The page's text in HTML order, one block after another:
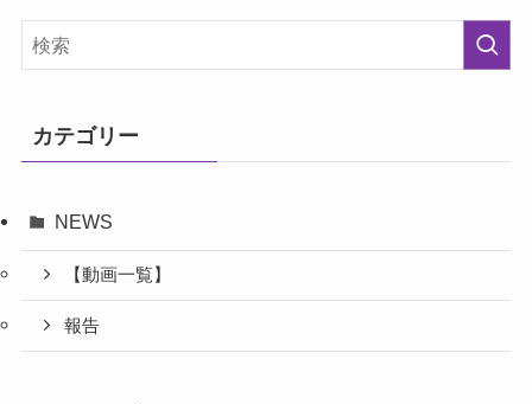
カテゴリー
NEWS
【動画一覧】
報告